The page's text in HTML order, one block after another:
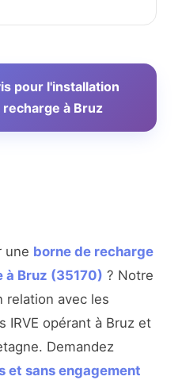
pour l'installation
à Bruz
une borne de recharge
Bruz (35170) ? Notre
relation avec les
IRVE opérant à Bruz et
Demandez
et sans engagement